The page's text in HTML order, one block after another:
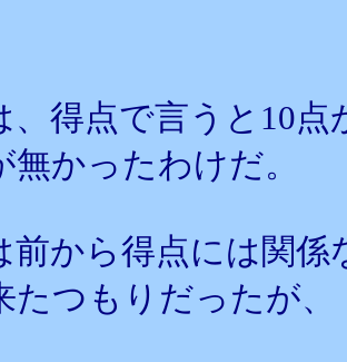
、得点で言うと10
無かったわけだ。
前から得点には関
たつもりだったが、